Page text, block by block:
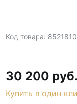
Код товара: 8521810
30 200 руб.
Купить в один